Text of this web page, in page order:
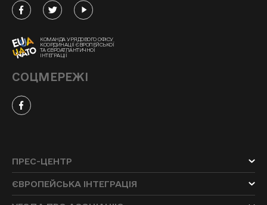
КОМАНДА УРЯДОВОГО ОФІСУ
КООРДИНАЦІЇ ЄВРОПЕЙСЬКОЇ
ТА ЄВРОАТЛАНТИЧНОЇ
ІНТЕГРАЦІЇ
СОЦМЕРЕЖІ
ПРЕС-ЦЕНТР
ЄВРОПЕЙСЬКА ІНТЕГРАЦІЯ